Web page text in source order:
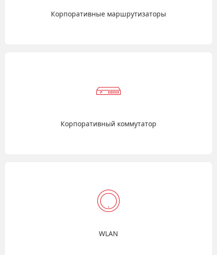
Корпоративные маршрутизаторы
Корпоративный коммутатор
WLAN